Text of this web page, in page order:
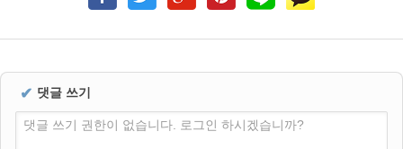
✔ 댓글 쓰기
댓글 쓰기 권한이 없습니다. 로그인 하시겠습니까?